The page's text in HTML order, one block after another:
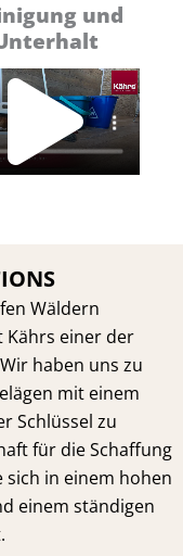
und
Wäldern
Kährs einer der
haben uns zu
mit einem
Schlüssel zu
für die Schaffung
sich in einem hohen
einem ständigen